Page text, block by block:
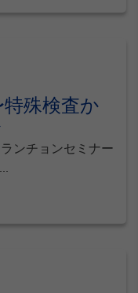
特殊検査か
ンチョンセミナー